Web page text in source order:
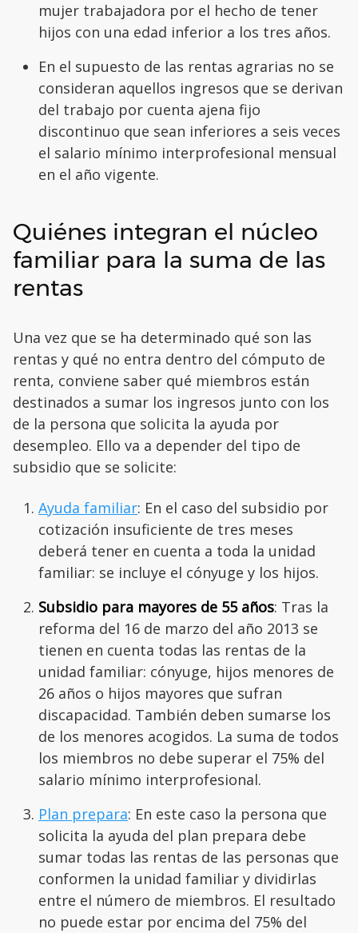
mujer trabajadora por el hecho de tener
hijos con una edad inferior a los tres años.
En el supuesto de las rentas agrarias no se
consideran aquellos ingresos que se derivan
del trabajo por cuenta ajena fijo
discontinuo que sean inferiores a seis veces
el salario mínimo interprofesional mensual
en el año vigente.
Quiénes integran el núcleo
familiar para la suma de las
rentas
Una vez que se ha determinado qué son las
rentas y qué no entra dentro del cómputo de
renta, conviene saber qué miembros están
destinados a sumar los ingresos junto con los
de la persona que solicita la ayuda por
desempleo. Ello va a depender del tipo de
subsidio que se solicite:
Ayuda familiar: En el caso del subsidio por
cotización insuficiente de tres meses
deberá tener en cuenta a toda la unidad
familiar: se incluye el cónyuge y los hijos.
Subsidio para mayores de 55 años: Tras la
reforma del 16 de marzo del año 2013 se
tienen en cuenta todas las rentas de la
unidad familiar: cónyuge, hijos menores de
26 años o hijos mayores que sufran
discapacidad. También deben sumarse los
de los menores acogidos. La suma de todos
los miembros no debe superar el 75% del
salario mínimo interprofesional.
Plan prepara: En este caso la persona que
solicita la ayuda del plan prepara debe
sumar todas las rentas de las personas que
conformen la unidad familiar y dividirlas
entre el número de miembros. El resultado
no puede estar por encima del 75% del